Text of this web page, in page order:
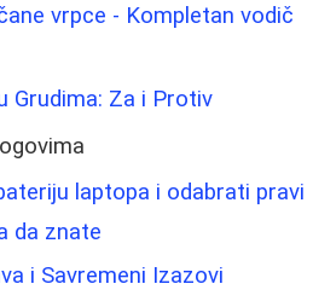
vrpce - Kompletan vodič
Grudima: Za i Protiv
laptopa i odabrati pravi
da znate
i Savremeni Izazovi